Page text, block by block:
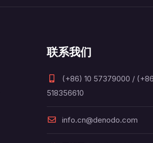
联系我们
(+86) 10 57379000 /
518356610
info.cn@denodo.com